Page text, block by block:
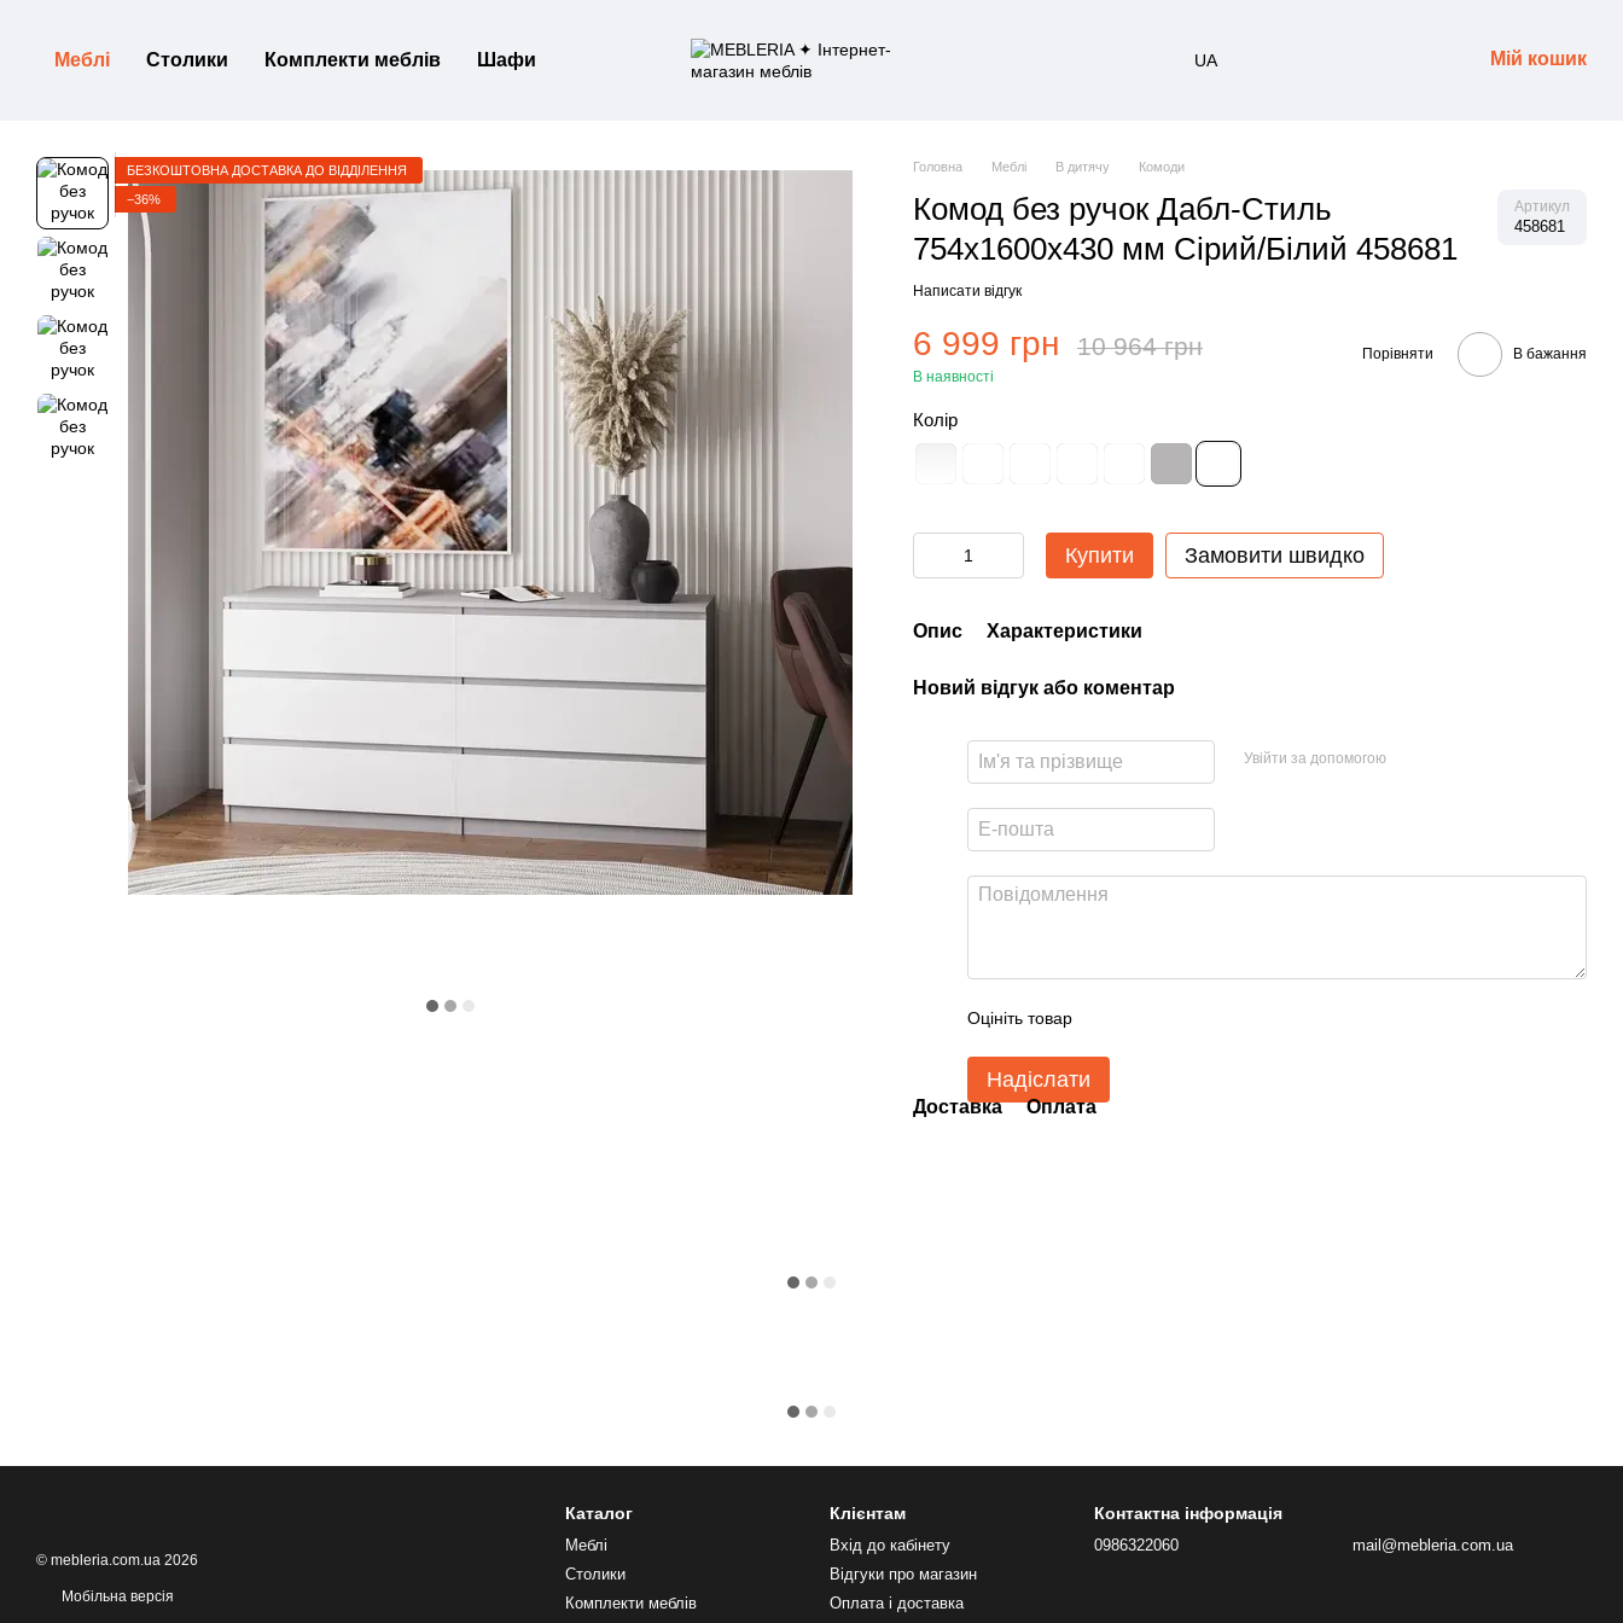
Меблі Столики Комплекти меблів Шафи UA Мій кошик
БЕЗКОШТОВНА ДОСТАВКА ДО ВІДДІЛЕННЯ
−36%
Головна Меблі В дитячу Комоди
Комод без ручок Дабл-Стиль
754х1600х430 мм Сірий/Білий 458681
Артикул
458681
Написати відгук
6 999 грн 10 964 грн
В наявності
Порівняти В бажання
Колір
Купити Замовити швидко
Опис Характеристики
Новий відгук або коментар
Увійти за допомогою
Оцініть товар
Надіслати
Доставка Оплата
© mebleria.com.ua 2026
Мобільна версія
Каталог
Меблі
Столики
Комплекти меблів
Клієнтам
Вхід до кабінету
Відгуки про магазин
Оплата і доставка
Контактна інформація
0986322060 mail@mebleria.com.ua